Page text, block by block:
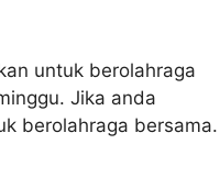
untuk berolahraga
Jika anda
berolahraga bersama.